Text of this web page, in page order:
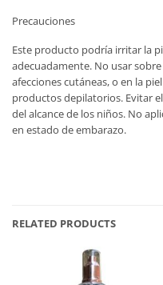
Precauciones
Este producto podría irritar la
adecuadamente. No usar
afecciones cutáneas, o en la
productos depilatorios. Evitar
del alcance de los niños. No
en estado de embarazo.
RELATED PRODUCTS